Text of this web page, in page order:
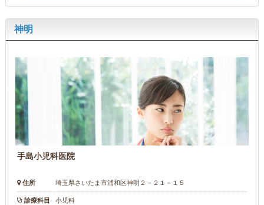
神明
手島小児科医院
住所 埼玉県さいたま市浦和区神明２－２１－１５
診療科目 小児科